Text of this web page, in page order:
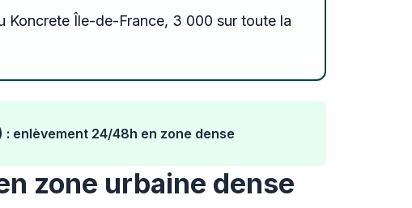
Koncrete Île-de-France, 3 000 sur toute la
enlèvement 24/48h en zone dense
zone urbaine dense